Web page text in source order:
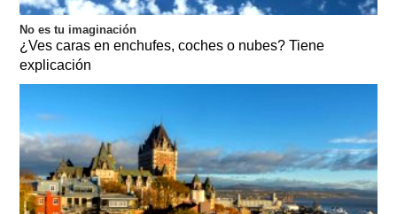
No es tu imaginación
¿Ves caras en enchufes, coches o nubes? Tiene
explicación